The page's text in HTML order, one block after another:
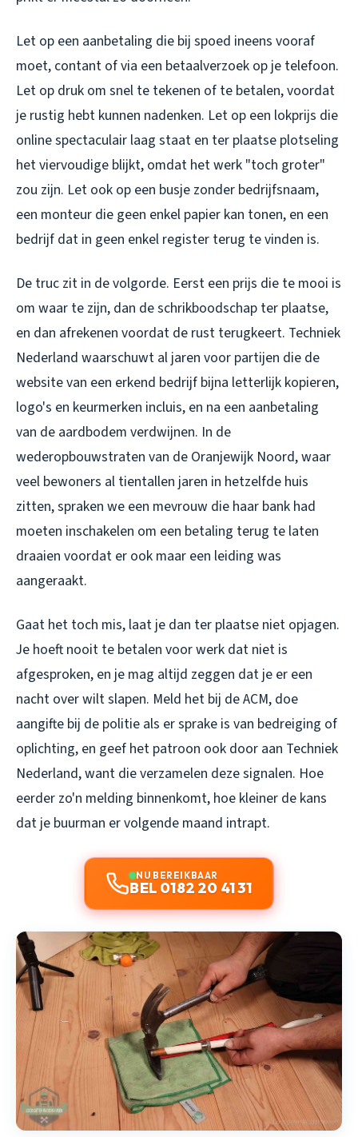
Let op een aanbetaling die bij spoed ineens vooraf
moet, contant of via een betaalverzoek op je telefoon.
Let op druk om snel te tekenen of te betalen, voordat
je rustig hebt kunnen nadenken. Let op een lokprijs die
online spectaculair laag staat en ter plaatse plotseling
het viervoudige blijkt, omdat het werk "toch groter"
zou zijn. Let ook op een busje zonder bedrijfsnaam,
een monteur die geen enkel papier kan tonen, en een
bedrijf dat in geen enkel register terug te vinden is.
De truc zit in de volgorde. Eerst een prijs die te mooi is
om waar te zijn, dan de schrikboodschap ter plaatse,
en dan afrekenen voordat de rust terugkeert. Techniek
Nederland waarschuwt al jaren voor partijen die de
website van een erkend bedrijf bijna letterlijk kopieren,
logo's en keurmerken incluis, en na een aanbetaling
van de aardbodem verdwijnen. In de
wederopbouwstraten van de Oranjewijk Noord, waar
veel bewoners al tientallen jaren in hetzelfde huis
zitten, spraken we een mevrouw die haar bank had
moeten inschakelen om een betaling terug te laten
draaien voordat er ook maar een leiding was
aangeraakt.
Gaat het toch mis, laat je dan ter plaatse niet opjagen.
Je hoeft nooit te betalen voor werk dat niet is
afgesproken, en je mag altijd zeggen dat je er een
nacht over wilt slapen. Meld het bij de ACM, doe
aangifte bij de politie als er sprake is van bedreiging of
oplichting, en geef het patroon ook door aan Techniek
Nederland, want die verzamelen deze signalen. Hoe
eerder zo'n melding binnenkomt, hoe kleiner de kans
dat je buurman er volgende maand intrapt.
NU BEREIKBAAR
BEL 0182 20 41 31